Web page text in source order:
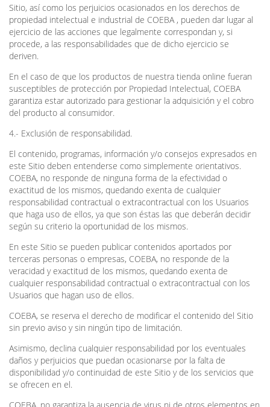
Sitio, así como los perjuicios ocasionados en los derechos de
propiedad intelectual e industrial de COEBA , pueden dar lugar al
ejercicio de las acciones que legalmente correspondan y, si
procede, a las responsabilidades que de dicho ejercicio se
deriven.
En el caso de que los productos de nuestra tienda online fueran
susceptibles de protección por Propiedad Intelectual, COEBA
garantiza estar autorizado para gestionar la adquisición y el cobro
del producto al consumidor.
4.- Exclusión de responsabilidad.
El contenido, programas, información y/o consejos expresados en
este Sitio deben entenderse como simplemente orientativos.
COEBA, no responde de ninguna forma de la efectividad o
exactitud de los mismos, quedando exenta de cualquier
responsabilidad contractual o extracontractual con los Usuarios
que haga uso de ellos, ya que son éstas las que deberán decidir
según su criterio la oportunidad de los mismos.
En este Sitio se pueden publicar contenidos aportados por
terceras personas o empresas, COEBA, no responde de la
veracidad y exactitud de los mismos, quedando exenta de
cualquier responsabilidad contractual o extracontractual con los
Usuarios que hagan uso de ellos.
COEBA, se reserva el derecho de modificar el contenido del Sitio
sin previo aviso y sin ningún tipo de limitación.
Asimismo, declina cualquier responsabilidad por los eventuales
daños y perjuicios que puedan ocasionarse por la falta de
disponibilidad y/o continuidad de este Sitio y de los servicios que
se ofrecen en el.
COEBA, no garantiza la ausencia de virus ni de otros elementos en